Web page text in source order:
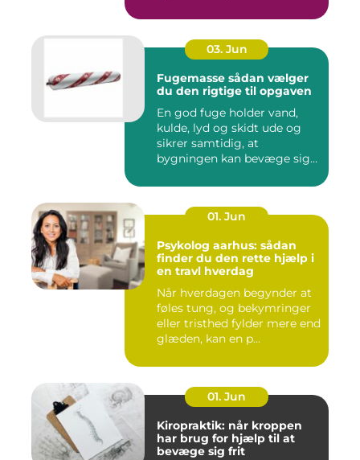
03. Jun
Fugemasse sådan vælger
du den rigtige til opgaven
En god fuge holder vand,
kulde, lyd og skidt ude og
sikrer samtidig, at
bygningen kan bevæge sig
01. Jun
Psykolog aarhus: sådan
finder du den rette hjælp i
en travl hverdag
Når hverdagen begynder at
føles tung, og bekymringer
eller tristhed fylder mere end
glæden, kan en p...
01. Jun
Kiropraktik: når kroppen
har brug for hjælp til at
bevæge sig frit